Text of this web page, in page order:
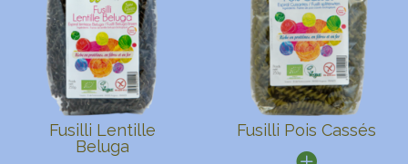
Fusilli Lentille
Beluga
Fusilli Pois Cassés